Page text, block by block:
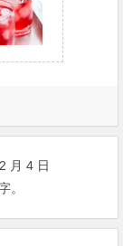
月 4 日
。